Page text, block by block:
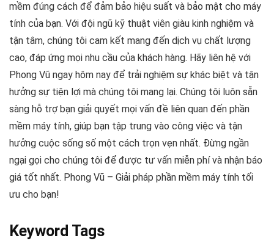
mềm đúng cách để đảm bảo hiệu suất và bảo mật cho máy
tính của bạn. Với đội ngũ kỹ thuật viên giàu kinh nghiệm và
tận tâm, chúng tôi cam kết mang đến dịch vụ chất lượng
cao, đáp ứng mọi nhu cầu của khách hàng. Hãy liên hệ với
Phong Vũ ngay hôm nay để trải nghiệm sự khác biệt và tận
hưởng sự tiện lợi mà chúng tôi mang lại. Chúng tôi luôn sẵn
sàng hỗ trợ bạn giải quyết mọi vấn đề liên quan đến phần
mềm máy tính, giúp bạn tập trung vào công việc và tận
hưởng cuộc sống số một cách trọn vẹn nhất. Đừng ngần
ngại gọi cho chúng tôi để được tư vấn miễn phí và nhận báo
giá tốt nhất. Phong Vũ – Giải pháp phần mềm máy tính tối
ưu cho bạn!
Keyword Tags